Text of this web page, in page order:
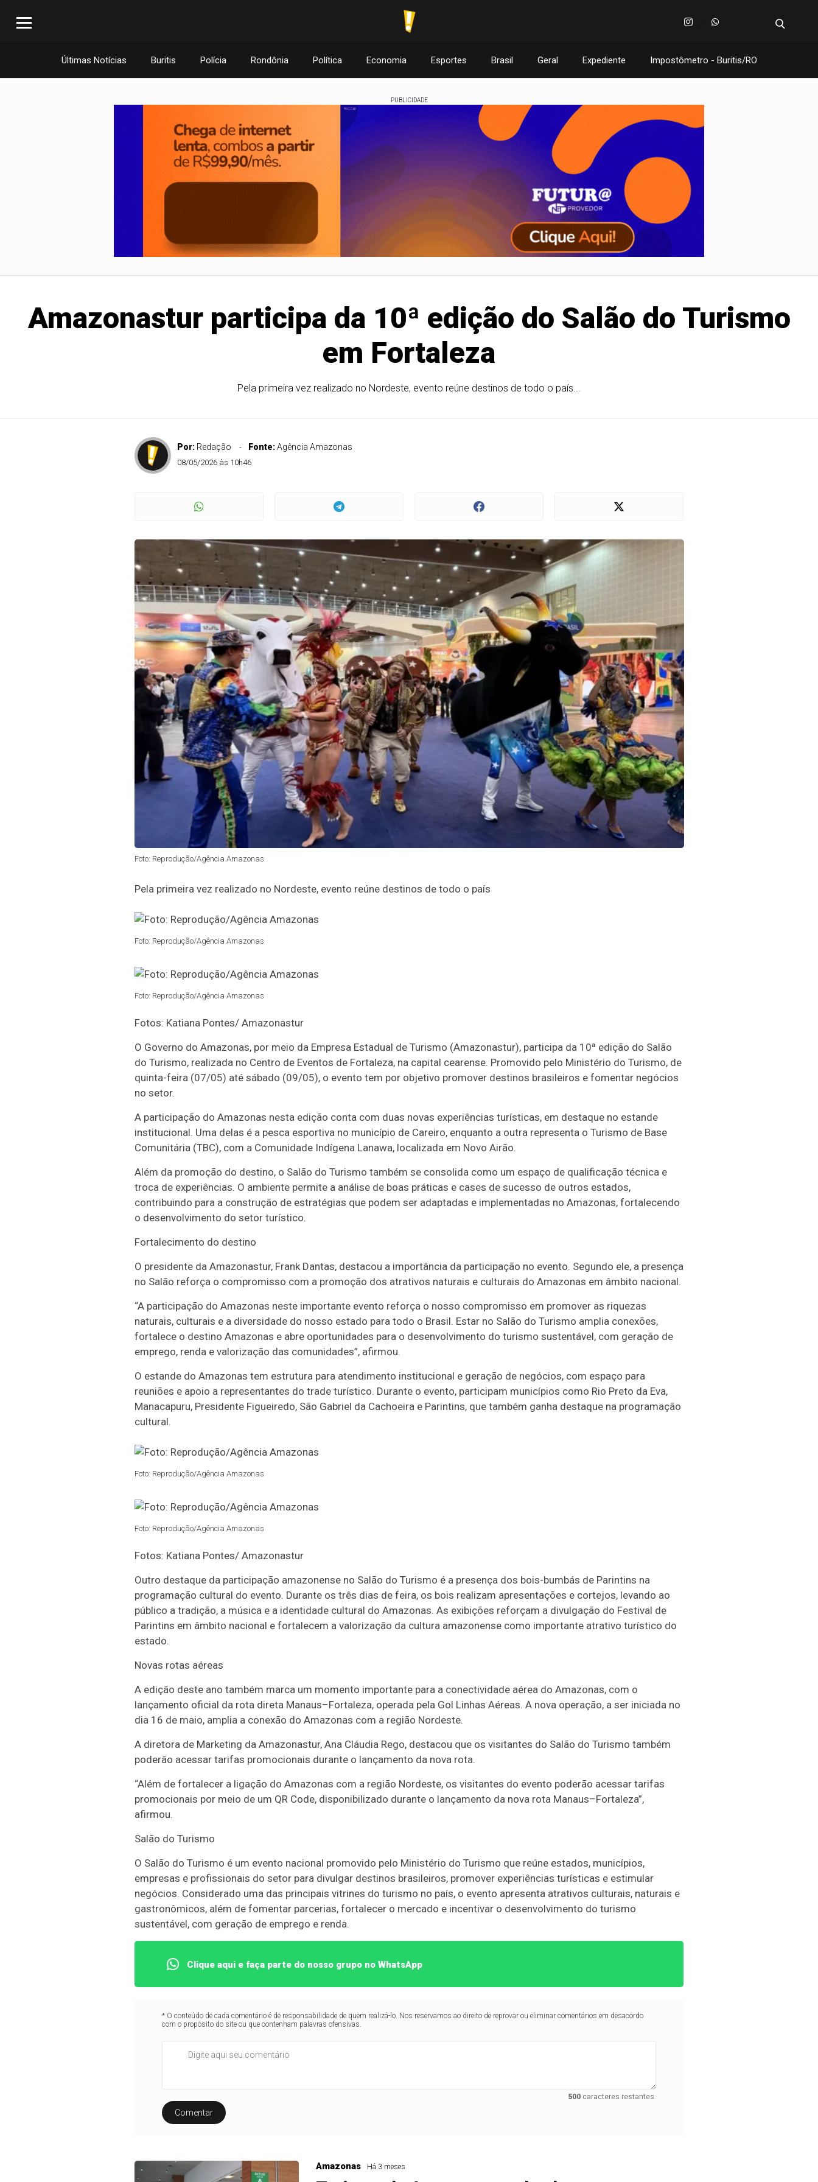
Últimas Notícias Buritis Polícia Rondônia Política Economia Esportes Brasil Geral Expediente Impostômetro - Buritis/RO
PUBLICIDADE
Amazonastur participa da 10ª edição do Salão do Turismo
em Fortaleza
Pela primeira vez realizado no Nordeste, evento reúne destinos de todo o país...
Por: Redação Fonte:Agência Amazonas
08/05/2026 às 10h46
Foto: Reprodução/Agência Amazonas
Pela primeira vez realizado no Nordeste, evento reúne destinos de todo o país
Foto: Reprodução/Agência Amazonas
Foto: Reprodução/Agência Amazonas
Fotos: Katiana Pontes/ Amazonastur
O Governo do Amazonas, por meio da Empresa Estadual de Turismo (Amazonastur), participa da 10ª edição do Salão
do Turismo, realizada no Centro de Eventos de Fortaleza, na capital cearense. Promovido pelo Ministério do Turismo, de
quinta-feira (07/05) até sábado (09/05), o evento tem por objetivo promover destinos brasileiros e fomentar negócios
no setor.
A participação do Amazonas nesta edição conta com duas novas experiências turísticas, em destaque no estande
institucional. Uma delas é a pesca esportiva no município de Careiro, enquanto a outra representa o Turismo de Base
Comunitária (TBC), com a Comunidade Indígena Lanawa, localizada em Novo Airão.
Além da promoção do destino, o Salão do Turismo também se consolida como um espaço de qualificação técnica e
troca de experiências. O ambiente permite a análise de boas práticas e cases de sucesso de outros estados,
contribuindo para a construção de estratégias que podem ser adaptadas e implementadas no Amazonas, fortalecendo
o desenvolvimento do setor turístico.
Fortalecimento do destino
O presidente da Amazonastur, Frank Dantas, destacou a importância da participação no evento. Segundo ele, a presença
no Salão reforça o compromisso com a promoção dos atrativos naturais e culturais do Amazonas em âmbito nacional.
“A participação do Amazonas neste importante evento reforça o nosso compromisso em promover as riquezas
naturais, culturais e a diversidade do nosso estado para todo o Brasil. Estar no Salão do Turismo amplia conexões,
fortalece o destino Amazonas e abre oportunidades para o desenvolvimento do turismo sustentável, com geração de
emprego, renda e valorização das comunidades”, afirmou.
O estande do Amazonas tem estrutura para atendimento institucional e geração de negócios, com espaço para
reuniões e apoio a representantes do trade turístico. Durante o evento, participam municípios como Rio Preto da Eva,
Manacapuru, Presidente Figueiredo, São Gabriel da Cachoeira e Parintins, que também ganha destaque na programação
cultural.
Foto: Reprodução/Agência Amazonas
Foto: Reprodução/Agência Amazonas
Fotos: Katiana Pontes/ Amazonastur
Outro destaque da participação amazonense no Salão do Turismo é a presença dos bois-bumbás de Parintins na
programação cultural do evento. Durante os três dias de feira, os bois realizam apresentações e cortejos, levando ao
público a tradição, a música e a identidade cultural do Amazonas. As exibições reforçam a divulgação do Festival de
Parintins em âmbito nacional e fortalecem a valorização da cultura amazonense como importante atrativo turístico do
estado.
Novas rotas aéreas
A edição deste ano também marca um momento importante para a conectividade aérea do Amazonas, com o
lançamento oficial da rota direta Manaus–Fortaleza, operada pela Gol Linhas Aéreas. A nova operação, a ser iniciada no
dia 16 de maio, amplia a conexão do Amazonas com a região Nordeste.
A diretora de Marketing da Amazonastur, Ana Cláudia Rego, destacou que os visitantes do Salão do Turismo também
poderão acessar tarifas promocionais durante o lançamento da nova rota.
“Além de fortalecer a ligação do Amazonas com a região Nordeste, os visitantes do evento poderão acessar tarifas
promocionais por meio de um QR Code, disponibilizado durante o lançamento da nova rota Manaus–Fortaleza”,
afirmou.
Salão do Turismo
O Salão do Turismo é um evento nacional promovido pelo Ministério do Turismo que reúne estados, municípios,
empresas e profissionais do setor para divulgar destinos brasileiros, promover experiências turísticas e estimular
negócios. Considerado uma das principais vitrines do turismo no país, o evento apresenta atrativos culturais, naturais e
gastronômicos, além de fomentar parcerias, fortalecer o mercado e incentivar o desenvolvimento do turismo
sustentável, com geração de emprego e renda.
Clique aqui e faça parte do nosso grupo no WhatsApp
* O conteúdo de cada comentário é de responsabilidade de quem realizá-lo. Nos reservamos ao direito de reprovar ou eliminar comentários em desacordo
com o propósito do site ou que contenham palavras ofensivas.
500 caracteres restantes.
Comentar
Amazonas Há 3 meses